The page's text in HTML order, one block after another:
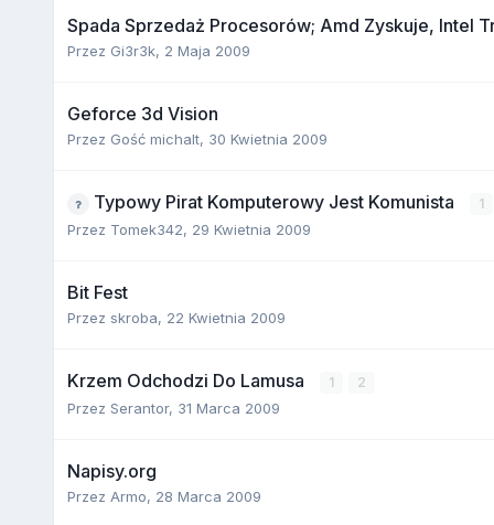
Spada Sprzedaż Procesorów; Amd Zyskuje, Intel
Przez Gi3r3k, 2 Maja 2009
Geforce 3d Vision
Przez Gość michalt, 30 Kwietnia 2009
Typowy Pirat Komputerowy Jest Komunista 1
Przez Tomek342, 29 Kwietnia 2009
Bit Fest
Przez skroba, 22 Kwietnia 2009
Krzem Odchodzi Do Lamusa 1 2
Przez Serantor, 31 Marca 2009
Napisy.org
Przez Armo, 28 Marca 2009